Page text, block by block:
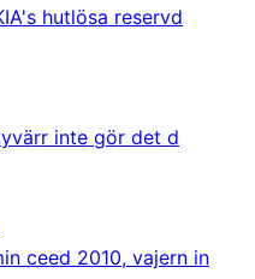
hutlösa reservd
inte gör det d
ceed 2010, vajern in